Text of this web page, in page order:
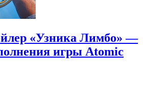
«Узника Лимбо» —
игры Atomic